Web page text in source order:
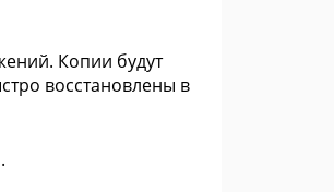
Копии будут
восстановлены в